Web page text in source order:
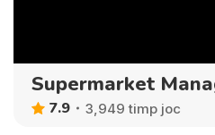
Supermarket
7.9 3,949 timp joc